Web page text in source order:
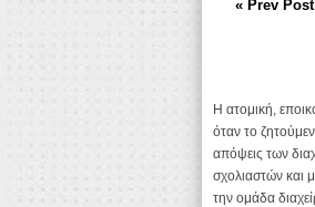
« Prev Post
Η ατομική,
όταν το
απόψεις των
σχολιαστών και
την ομάδα